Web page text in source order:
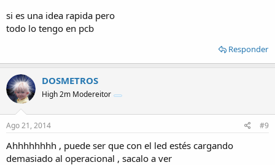
si es una idea rapida pero
todo lo tengo en pcb
Responder
DOSMETROS
High 2m Modereitor
Ago 21, 2014 #9
Ahhhhhhhh , puede ser que con el led estés cargando
demasiado al operacional , sacalo a ver